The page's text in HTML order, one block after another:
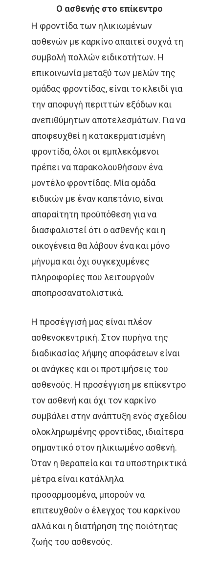
Ο ασθενής στο επίκεντρο
Η φροντίδα των ηλικιωμένων
ασθενών με καρκίνο απαιτεί συχνά τη
συμβολή πολλών ειδικοτήτων. Η
επικοινωνία μεταξύ των μελών της
ομάδας φροντίδας, είναι το κλειδί για
την αποφυγή περιττών εξόδων και
ανεπιθύμητων αποτελεσμάτων. Για να
αποφευχθεί η κατακερματισμένη
φροντίδα, όλοι οι εμπλεκόμενοι
πρέπει να παρακολουθήσουν ένα
μοντέλο φροντίδας. Μία ομάδα
ειδικών με έναν καπετάνιο, είναι
απαραίτητη προϋπόθεση για να
διασφαλιστεί ότι ο ασθενής και η
οικογένεια θα λάβουν ένα και μόνο
μήνυμα και όχι συγκεχυμένες
πληροφορίες που λειτουργούν
αποπροσανατολιστικά.
Η προσέγγισή μας είναι πλέον
ασθενοκεντρική. Στον πυρήνα της
διαδικασίας λήψης αποφάσεων είναι
οι ανάγκες και οι προτιμήσεις του
ασθενούς. Η προσέγγιση με επίκεντρο
τον ασθενή και όχι τον καρκίνο
συμβάλει στην ανάπτυξη ενός σχεδίου
ολοκληρωμένης φροντίδας, ιδιαίτερα
σημαντικό στον ηλικιωμένο ασθενή.
Όταν η θεραπεία και τα υποστηρικτικά
μέτρα είναι κατάλληλα
προσαρμοσμένα, μπορούν να
επιτευχθούν ο έλεγχος του καρκίνου
αλλά και η διατήρηση της ποιότητας
ζωής του ασθενούς.